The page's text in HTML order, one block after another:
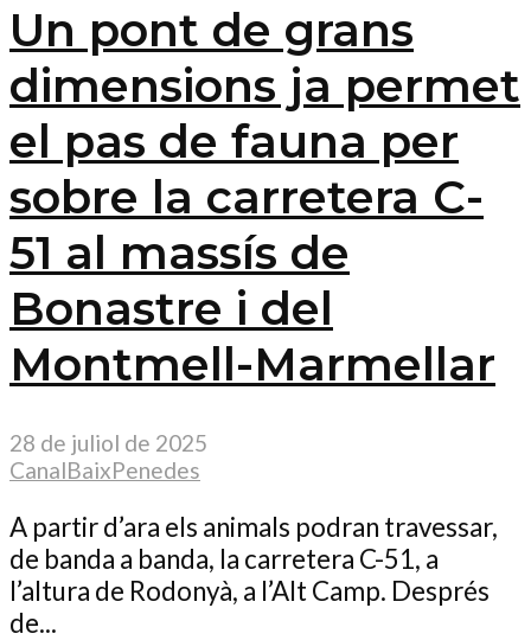
Un pont de grans
dimensions ja permet
el pas de fauna per
sobre la carretera C-
51 al massís de
Bonastre i del
Montmell-Marmellar
28 de juliol de 2025
CanalBaixPenedes
A partir d’ara els animals podran travessar,
de banda a banda, la carretera C-51, a
l’altura de Rodonyà, a l’Alt Camp. Després
de...